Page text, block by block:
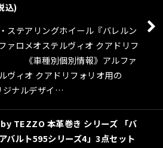
込)
ステアリングホイール『バレルン
ァロメオステルヴィオ クアドリフ
車種別個別情報》アルファ
ヴィオ クアドリフォリオ用の
ジナルデザイ…
TEZZO 本革巻き シリーズ 「バ
バルト595シリーズ4」3点セット